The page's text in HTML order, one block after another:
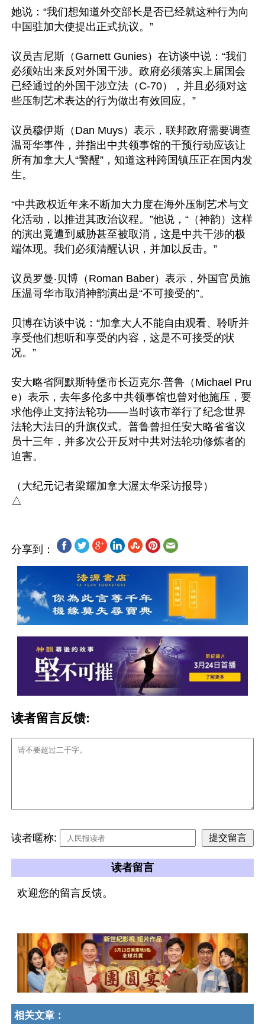
她说：“我们想知道外交部长是否已经就这种行为向
中国驻加大使提出正式抗议。”
议员吉尼斯（Garnett Gunies）在访谈中说：“我们
必须站出来反对外国干涉。政府必须落实上届国会
已经通过的外国干涉立法（C-70），并且必须对这
些压制艺术表达的行为做出有效回应。”
议员穆伊斯（Dan Muys）表示，联邦政府需要调查
温哥华事件，并指出中共领事馆的干预行动应该让
所有加拿大人“警醒”，知道这种跨国镇压正在国内发
生。
“中共政权近年来不断加大力度在海外压制艺术与文
化活动，以推进其政治议程。”他说，“（神韵）这样
的演出竟遭到威胁甚至被取消，这是中共干涉的极
端体现。我们必须清醒认识，并加以反击。”
议员罗曼‧贝博（Roman Baber）表示，外国官员施
压温哥华市取消神韵演出是“不可接受的”。
贝博在访谈中说：“加拿大人不能自由观看、聆听并
享受他们想听和享受的内容，这是不可接受的状
况。”
安大略省阿默斯特堡市长迈克尔‧普鲁（Michael Pru
e）表示，去年多伦多中共领事馆也曾对他施压，要
求他停止支持法轮功——当时该市举行了纪念世界
法轮大法日的升旗仪式。普鲁曾担任安大略省省议
员十三年，并多次公开反对中共对法轮功修炼者的
迫害。
（大纪元记者梁耀加拿大渥太华采访报导）
分享到：
读者留言反馈:
读者暱称:
读者留言
欢迎您的留言反馈。
相关文章：